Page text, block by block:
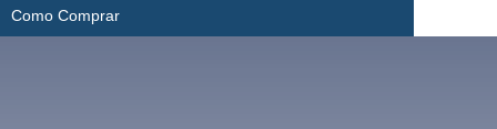
Como Comprar